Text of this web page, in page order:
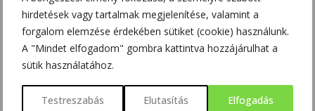
hirdetések vagy tartalmak megjelenítése, valamint a
forgalom elemzése érdekében sütiket (cookie) használunk.
A "Mindet elfogadom" gombra kattintva hozzájárulhat a
sütik használatához.
Testreszabás Elutasítás Elfogadás